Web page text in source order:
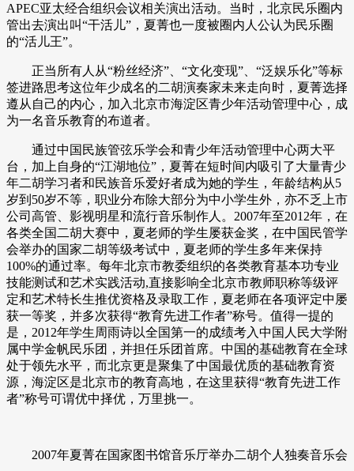
APEC亚太经合组织会议相关演出活动。当时，北京民乐圈内
管出去演出叫“干活儿”，夏菁也一度被圈内人公认为民乐圈
的“活儿王”。
正当所有人从“粉丝经济”、“文化变现”、“泛娱乐化”等标
签进路思考这位年少成名的二胡演奏家未来走向时，夏菁选择
遵从自己的内心，加入北京市海淀区青少年活动管理中心，成
为一名音乐教育的布道者。
通过中国民族管弦乐学会和青少年活动管理中心两大平
台，加上自身的“江湖地位”，夏菁在短时间内吸引了大量青少
年二胡学习者和民族音乐爱好者成为她的学生，年龄结构从5
岁到50岁不等，职业分布除大部分为中小学生外，亦不乏上市
公司高管、影视明星和流行音乐制作人。2007年至2012年，在
各类全国二胡大赛中，夏老师的学生屡获金奖，在中国民管学
会举办的国家二胡等级考试中，夏老师的学生多年来保持
100%的通过率。每年北京市教委组织的各类教育基本功专业
技能测试和艺术实践活动,直接影响全北京市教师职称等级评
定和艺术特长生推优资格及录取工作，夏老师在各项评定中屡
获一等奖，并多次获得“教育先进工作者”称号。值得一提的
是，2012年学生周雨诗以全国第一的成绩考入中国人民大学附
属中学金帆民乐团，并担任乐团首席。中国的基础教育在全球
处于领先水平，而北京更是聚集了中国最优质的基础教育资
源，海淀区是北京市的教育高地，在这里获得“教育先进工作
者”称号可谓优中择优，万里挑一。
2007年夏菁在国家图书馆音乐厅举办二胡个人独奏音乐会